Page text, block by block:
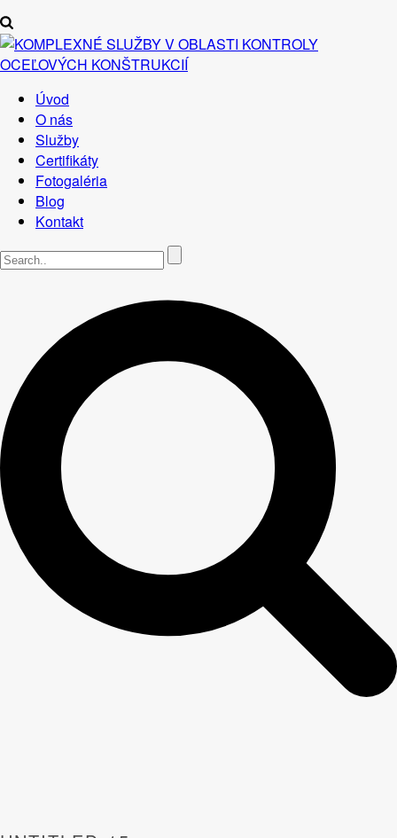
Úvod
O nás
Služby
Certifikáty
Fotogaléria
Blog
Kontakt